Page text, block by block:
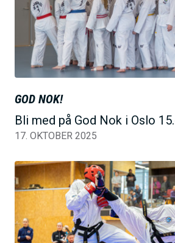
GOD NOK!
Bli med på God Nok i Oslo
17. OKTOBER 2025
B
i
d